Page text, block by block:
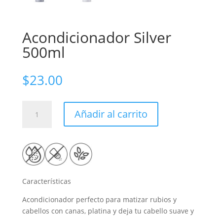
Acondicionador Silver
500ml
$23.00
Acondicionador
Silver
Añadir al carrito
Características
Acondicionador perfecto para matizar rubios y
cabellos con canas, platina y deja tu cabello suave y